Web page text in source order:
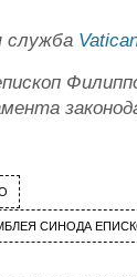
служба
СИНОДА